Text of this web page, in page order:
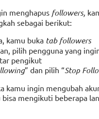
menghapus followers,
sebagai berikut:
kamu buka tab followers
pilih pengguna yang
pengikut
” dan pilih “Stop
kamu ingin mengubah
mengikuti beberapa